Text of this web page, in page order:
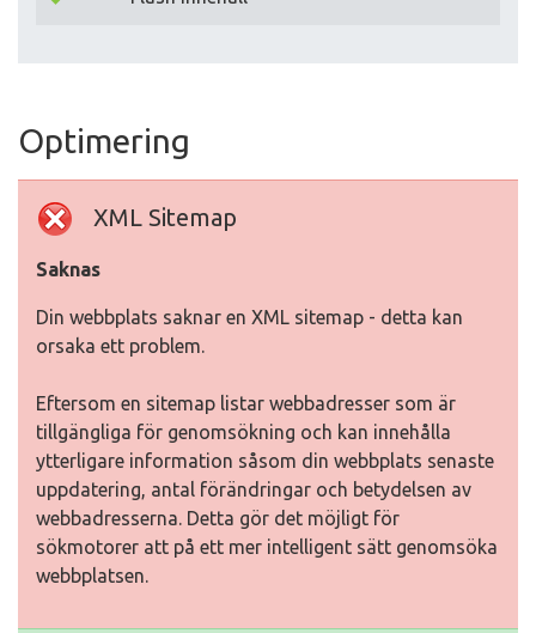
Optimering
XML Sitemap
Saknas
Din webbplats saknar en XML sitemap - detta kan
orsaka ett problem.
Eftersom en sitemap listar webbadresser som är
tillgängliga för genomsökning och kan innehålla
ytterligare information såsom din webbplats senaste
uppdatering, antal förändringar och betydelsen av
webbadresserna. Detta gör det möjligt för
sökmotorer att på ett mer intelligent sätt genomsöka
webbplatsen.